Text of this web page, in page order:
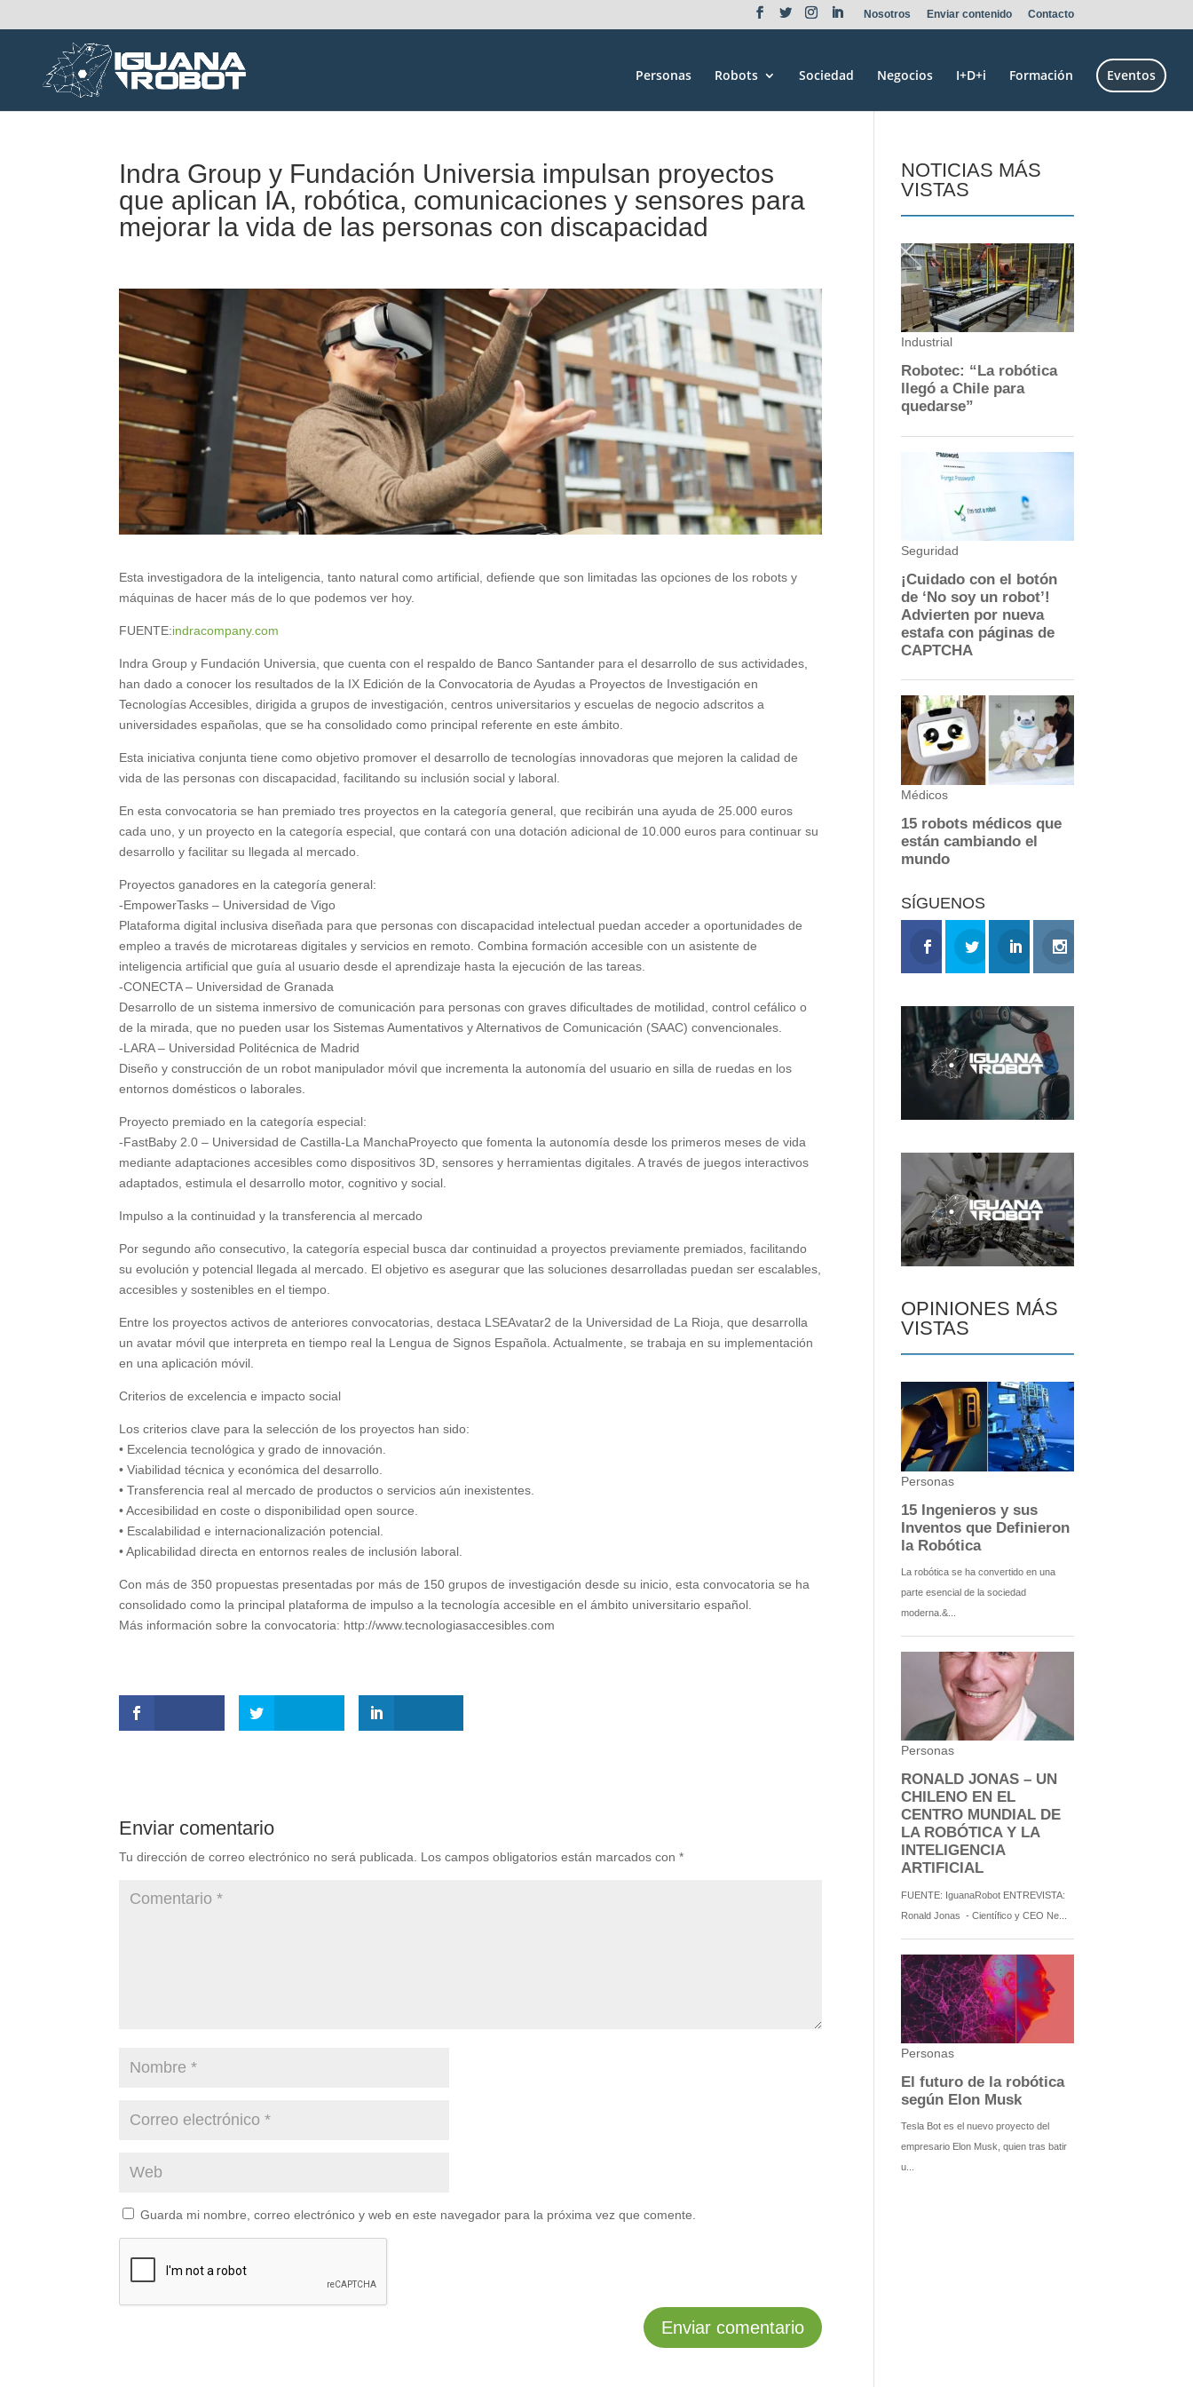
Nosotros Enviar contenido Contacto
Personas Robots Sociedad Negocios I+D+i Formación Eventos
Indra Group y Fundación Universia impulsan proyectos
que aplican IA, robótica, comunicaciones y sensores para
mejorar la vida de las personas con discapacidad
Esta investigadora de la inteligencia, tanto natural como artificial, defiende que son limitadas las opciones de los robots y
máquinas de hacer más de lo que podemos ver hoy.
FUENTE:indracompany.com
Indra Group y Fundación Universia, que cuenta con el respaldo de Banco Santander para el desarrollo de sus actividades,
han dado a conocer los resultados de la IX Edición de la Convocatoria de Ayudas a Proyectos de Investigación en
Tecnologías Accesibles, dirigida a grupos de investigación, centros universitarios y escuelas de negocio adscritos a
universidades españolas, que se ha consolidado como principal referente en este ámbito.
Esta iniciativa conjunta tiene como objetivo promover el desarrollo de tecnologías innovadoras que mejoren la calidad de
vida de las personas con discapacidad, facilitando su inclusión social y laboral.
En esta convocatoria se han premiado tres proyectos en la categoría general, que recibirán una ayuda de 25.000 euros
cada uno, y un proyecto en la categoría especial, que contará con una dotación adicional de 10.000 euros para continuar su
desarrollo y facilitar su llegada al mercado.
Proyectos ganadores en la categoría general:
-EmpowerTasks – Universidad de Vigo
Plataforma digital inclusiva diseñada para que personas con discapacidad intelectual puedan acceder a oportunidades de
empleo a través de microtareas digitales y servicios en remoto. Combina formación accesible con un asistente de
inteligencia artificial que guía al usuario desde el aprendizaje hasta la ejecución de las tareas.
-CONECTA – Universidad de Granada
Desarrollo de un sistema inmersivo de comunicación para personas con graves dificultades de motilidad, control cefálico o
de la mirada, que no pueden usar los Sistemas Aumentativos y Alternativos de Comunicación (SAAC) convencionales.
-LARA – Universidad Politécnica de Madrid
Diseño y construcción de un robot manipulador móvil que incrementa la autonomía del usuario en silla de ruedas en los
entornos domésticos o laborales.
Proyecto premiado en la categoría especial:
-FastBaby 2.0 – Universidad de Castilla-La ManchaProyecto que fomenta la autonomía desde los primeros meses de vida
mediante adaptaciones accesibles como dispositivos 3D, sensores y herramientas digitales. A través de juegos interactivos
adaptados, estimula el desarrollo motor, cognitivo y social.
Impulso a la continuidad y la transferencia al mercado
Por segundo año consecutivo, la categoría especial busca dar continuidad a proyectos previamente premiados, facilitando
su evolución y potencial llegada al mercado. El objetivo es asegurar que las soluciones desarrolladas puedan ser escalables,
accesibles y sostenibles en el tiempo.
Entre los proyectos activos de anteriores convocatorias, destaca LSEAvatar2 de la Universidad de La Rioja, que desarrolla
un avatar móvil que interpreta en tiempo real la Lengua de Signos Española. Actualmente, se trabaja en su implementación
en una aplicación móvil.
Criterios de excelencia e impacto social
Los criterios clave para la selección de los proyectos han sido:
• Excelencia tecnológica y grado de innovación.
• Viabilidad técnica y económica del desarrollo.
• Transferencia real al mercado de productos o servicios aún inexistentes.
• Accesibilidad en coste o disponibilidad open source.
• Escalabilidad e internacionalización potencial.
• Aplicabilidad directa en entornos reales de inclusión laboral.
Con más de 350 propuestas presentadas por más de 150 grupos de investigación desde su inicio, esta convocatoria se ha
consolidado como la principal plataforma de impulso a la tecnología accesible en el ámbito universitario español.
Más información sobre la convocatoria: http://www.tecnologiasaccesibles.com
Enviar comentario
Tu dirección de correo electrónico no será publicada. Los campos obligatorios están marcados con*
Guarda mi nombre, correo electrónico y web en este navegador para la próxima vez que comente.
NOTICIAS MÁS
VISTAS
SÍGUENOS
OPINIONES MÁS
VISTAS